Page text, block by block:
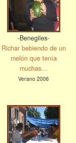
-Benegiles-
Richar bebiendo de un
melón que tenía
muchas...
Verano 2006